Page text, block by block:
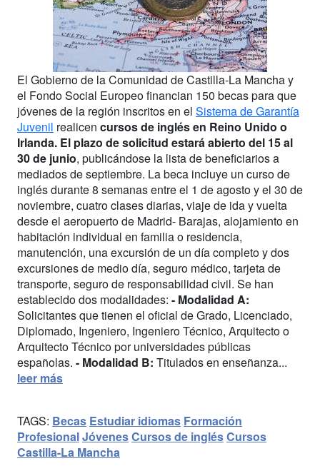
El Gobierno de la Comunidad de Castilla-La Mancha y
el Fondo Social Europeo financian 150 becas para que
jóvenes de la región inscritos en el Sistema de Garantía
Juvenil realicen cursos de inglés en Reino Unido o
Irlanda. El plazo de solicitud estará abierto del 15 al
30 de junio, publicándose la lista de beneficiarios a
mediados de septiembre. La beca incluye un curso de
inglés durante 8 semanas entre el 1 de agosto y el 30 de
noviembre, cuatro clases diarias, viaje de ida y vuelta
desde el aeropuerto de Madrid- Barajas, alojamiento en
habitación individual en familia o residencia,
manutención, una excursión de un día completo y dos
excursiones de medio día, seguro médico, tarjeta de
transporte, seguro de responsabilidad civil. Se han
establecido dos modalidades: - Modalidad A:
Solicitantes que tienen el oficial de Grado, Licenciado,
Diplomado, Ingeniero, Ingeniero Técnico, Arquitecto o
Arquitecto Técnico por universidades públicas
españolas. - Modalidad B: Titulados en enseñanza...
leer más
TAGS: Becas Estudiar idiomas Formación
ProfesionalJóvenesCursos de inglésCursos
Castilla-La Mancha